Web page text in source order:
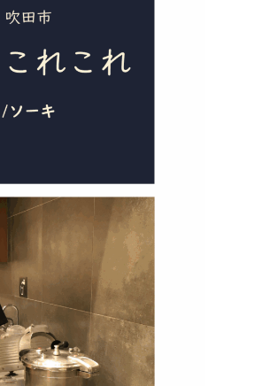
お客様の声